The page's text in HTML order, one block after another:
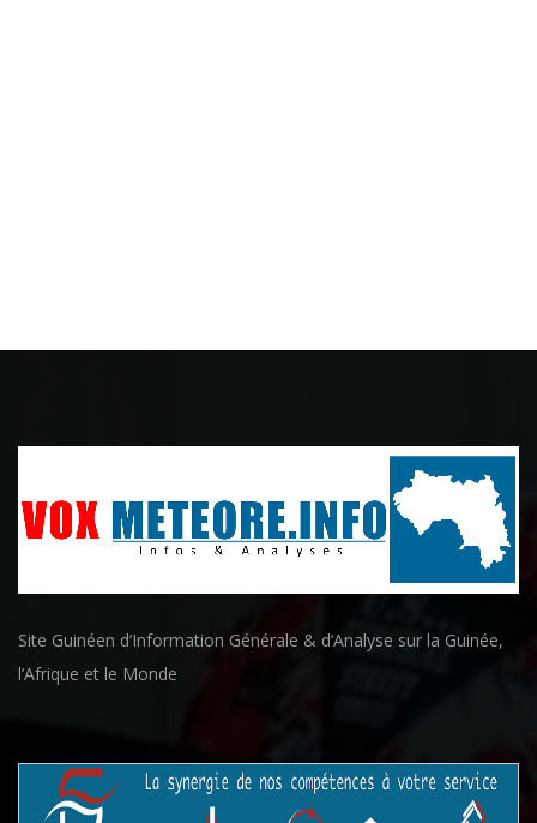
Site Guinéen d’Information Générale & d’Analyse sur la Guinée,
l’Afrique et le Monde